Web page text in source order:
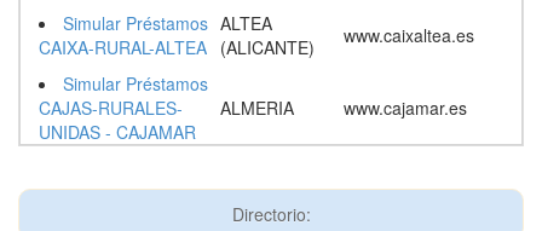
Simular Préstamos
CAIXA-RURAL-ALTEA
ALTEA
(ALICANTE)
www.caixaltea.es
Simular Préstamos
CAJAS-RURALES-
UNIDAS - CAJAMAR
ALMERIA www.cajamar.es
Directorio: